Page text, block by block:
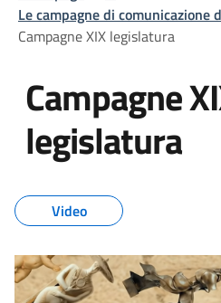
Le campagne di comunicazione
Campagne XIX legislatura
Campagne
legislatura
Tutti i contenuti
Video